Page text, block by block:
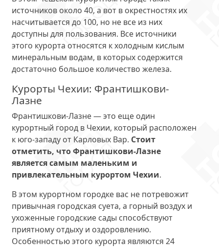
источников около 40, а вот в окрестностях их
насчитывается до 100, но не все из них
доступны для пользования. Все источники
этого курорта относятся к холодным кислым
минеральным водам, в которых содержится
достаточно большое количество железа.
Курорты Чехии: Франтишкови-
Лазне
Франтишкови-Лазне — это еще один
курортный город в Чехии, который расположен
к юго-западу от Карловых Вар. Стоит
отметить, что Франтишкови-Лазне
является самым маленьким и
привлекательным курортом Чехии.
В этом курортном городке вас не потревожит
привычная городская суета, а горный воздух и
ухоженные городские сады способствуют
приятному отдыху и оздоровлению.
Особенностью этого курорта являются 24